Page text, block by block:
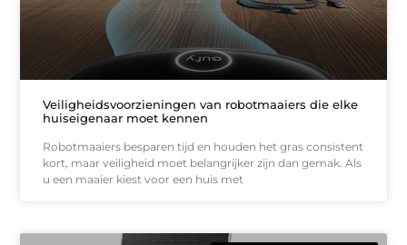
Veiligheidsvoorzieningen van robotmaaiers die elke
huiseigenaar moet kennen
Robotmaaiers besparen tijd en houden het gras consistent
kort, maar veiligheid moet belangrijker zijn dan gemak. Als
u een maaier kiest voor een huis met